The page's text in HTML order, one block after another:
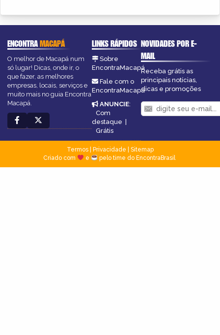
ENCONTRAMACAPÁ
O melhor de Macapá num
só lugar! Dicas, onde ir, o
que fazer, as melhores
empresas, locais, serviços e
muito mais no guia Encontra
Macapá.
LINKS RÁPIDOS
Sobre
EncontraMacapá
Fale com o
EncontraMacapá
ANUNCIE:
Com
destaque
Grátis
NOVIDADES POR E-
MAIL
Receba grátis as
principais notícias,
dicas e promoções
Termos| Privacidade
Sitemap
Criado com
e pelo time do EncontraBrasil